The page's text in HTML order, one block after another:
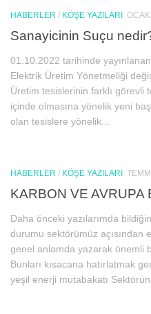
HABERLER / KÖŞE YAZILARI
Sanayicinin Suçu
01.10.2022 tarihinde
Elektrik Üretim Yönetmeliği
Üretim tesislerinin farklı görevli
içinde olmasına yönelik yeni
olan tesislere yönelik...
HABERLER / KÖŞE YAZILARI
KARBON VE AVRUPA
Daha önceki yazılarımda
durumu sektörümüz açısından
genel anlamda yazarak önemli
Bunları kısacana hatırlatmak
yeşil enerji mutabakatı